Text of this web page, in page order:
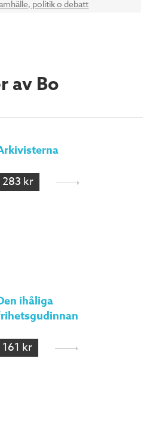
politik o debatt
av Bo
283 kr
ihåliga
161 kr